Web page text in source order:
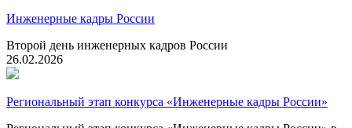
Инженерные кадры России
Второй день инженерных кадров России
26.02.2026
Региональный этап конкурса «Инженерные кадры России»